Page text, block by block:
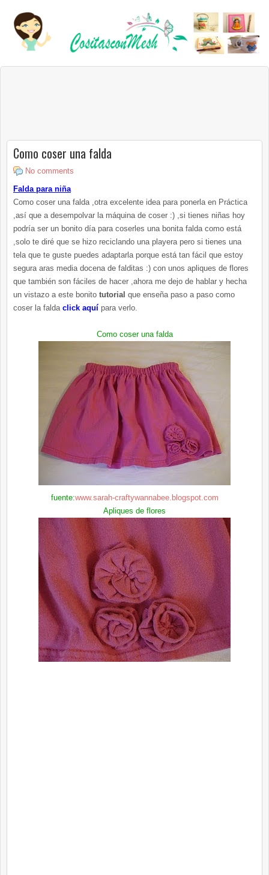
Como coser una falda
No comments
Falda para niña
Como coser una falda ,otra excelente idea para ponerla en Práctica
,así que a desempolvar la máquina de coser :) ,si tienes niñas hoy
podría ser un bonito día para coserles una bonita falda como está
,solo te diré que se hizo reciclando una playera pero si tienes una
tela que te guste puedes adaptarla porque está tan fácil que estoy
segura aras media docena de falditas :) con unos apliques de flores
que también son fáciles de hacer ,ahora me dejo de hablar y hecha
un vistazo a este bonito tutorial que enseña paso a paso como
coser la falda click aquí para verlo.
Como coser una falda
fuente:www.sarah-craftywannabee.blogspot.com
Apliques de flores